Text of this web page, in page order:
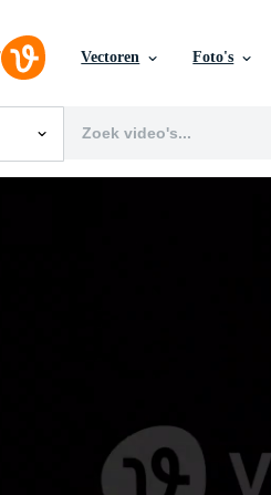
Vectoren Foto's